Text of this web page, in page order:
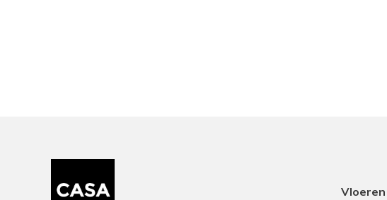
Vloeren